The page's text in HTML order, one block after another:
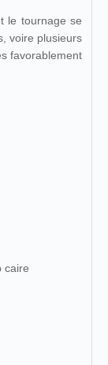
le tournage se
voire plusieurs
favorablement